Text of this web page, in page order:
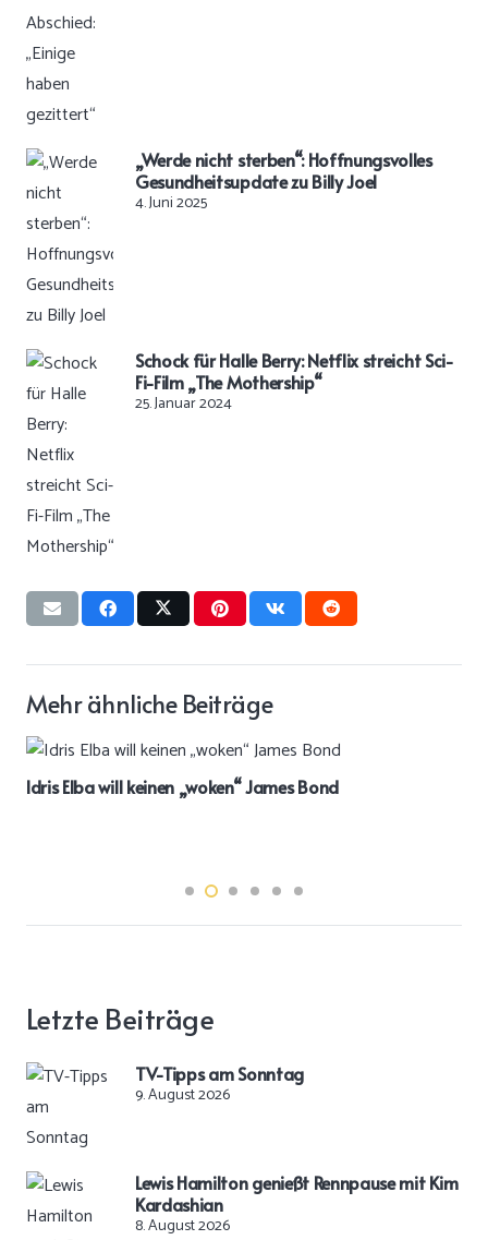
„Werde nicht sterben“: Hoffnungsvolles
Gesundheitsupdate zu Billy Joel
4. Juni 2025
Schock für Halle Berry: Netflix streicht Sci-
Fi-Film „The Mothership“
25. Januar 2024
Mehr ähnliche Beiträge
Idris Elba will keinen „woken“ James Bond
Letzte Beiträge
TV-Tipps am Sonntag
9. August 2026
Lewis Hamilton genießt Rennpause mit Kim
Kardashian
8. August 2026